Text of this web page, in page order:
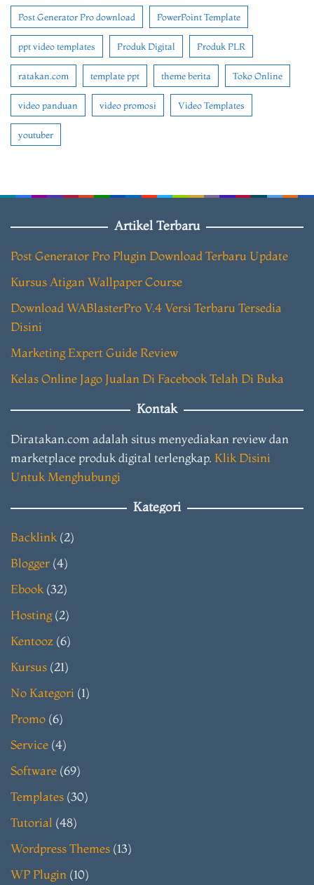
Post Generator Pro download PowerPoint Template
ppt video templates Produk Digital Produk PLR
ratakan.com template ppt theme berita Toko Online
video panduan video promosi Video Templates
youtuber
Artikel Terbaru
Post Generator Pro Plugin Download Terbaru Update
Kursus Atigan Wallpaper Course
Download WABlasterPro V.4 Versi Terbaru Tersedia
Disini
Marketing Expert Guide Review
Kelas Online Jago Jualan Di Facebook Telah Di Buka
Kontak
Diratakan.com adalah situs menyediakan review dan
marketplace produk digital terlengkap. Klik Disini
Untuk Menghubungi
Kategori
Backlink(2)
Blogger (4)
Ebook(32)
Hosting(2)
Kentooz (6)
Kursus (21)
No Kategori (1)
Promo (6)
Service (4)
Software (69)
Templates (30)
Tutorial (48)
Wordpress Themes (13)
WP Plugin (10)